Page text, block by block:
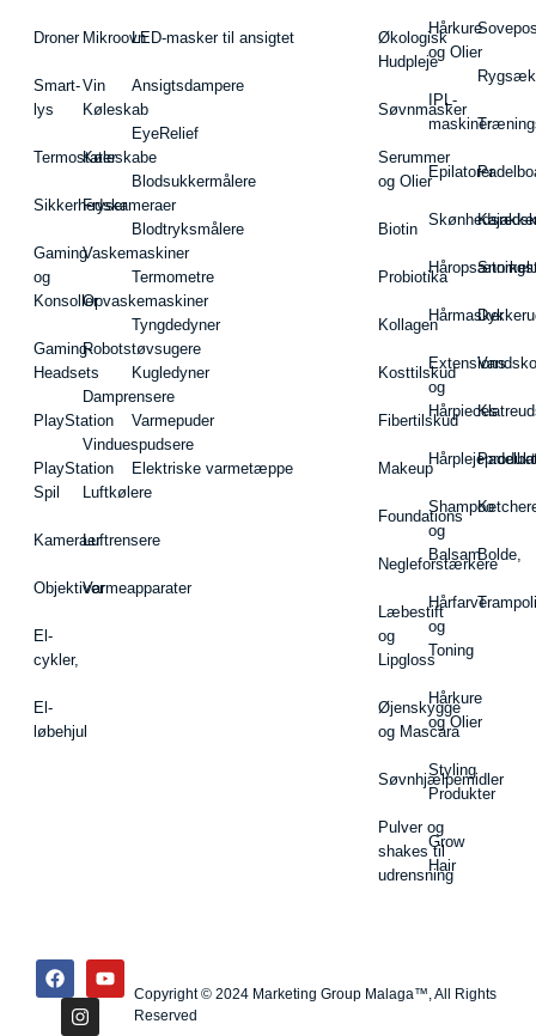
Droner
Smart-
lys
Termostater
Sikkerhedskameraer
Gaming
og
Konsoller
Gaming-
Headsets
PlayStation
PlayStation
Spil
Kameraer
Objektiver
El-
cykler,
El-
løbehjul
Mikroovn
Vin
Køleskab
Køleskabe
Fryser
Vaskemaskiner
Opvaskemaskiner
Robotstøvsugere
Damprensere
Vinduespudsere
Luftkølere
Luftrensere
Varmeapparater
LED-masker til ansigtet
Ansigtsdampere
EyeRelief
Blodsukkermålere
Blodtryksmålere
Termometre
Tyngdedyner
Kugledyner
Varmepuder
Elektriske varmetæppe
Økologisk
Hudpleje
Søvnmasker
Serummer
og Olier
Biotin
Probiotika
Kollagen
Kosttilskud
Fibertilskud
Makeup
Foundations
Negleforstærkere
Læbestift
og
Lipgloss
Øjenskygge
og Mascara
Søvnhjælpemidler
Pulver og
shakes til
udrensning
Hårkure
og Olier
IPL-
maskiner
Epilatorer
Hårmasker
Extensions
og
Hårpieces
Shampoo
og
Balsam
Hårfarve
og
Toning
Hårkure
og Olier
Styling
Produkter
Grow
Hair
Vandsko
Bolde,
Copyright © 2024 Marketing Group Malaga™, All Rights
Reserved